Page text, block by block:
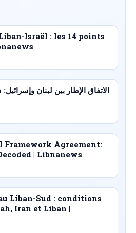
Israël : les 14 points
Framework Agreement:
| Libnanews
Liban-Sud : conditions
Iran et Liban |